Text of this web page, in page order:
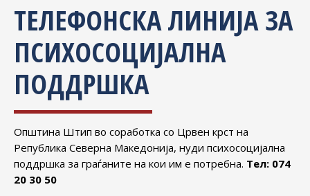
ТЕЛЕФОНСКА ЛИНИЈА ЗА
ПСИХОСОЦИЈАЛНА
ПОДДРШКА
Општина Штип во соработка со Црвен крст на
Република Северна Македонија, нуди психосоцијална
поддршка за граѓаните на кои им е потребна. Тел: 074
20 30 50